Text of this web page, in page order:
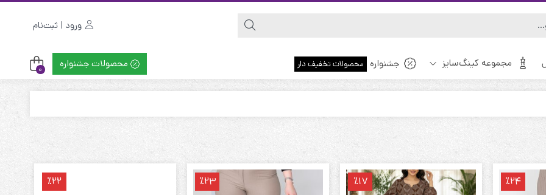
ورود | ثبت‌نام
مجموعه کینگ‌سایز جشنواره محصولات تخفیف دار محصولات جشنواره 0
٪24 ٪17 ٪23 ٪22